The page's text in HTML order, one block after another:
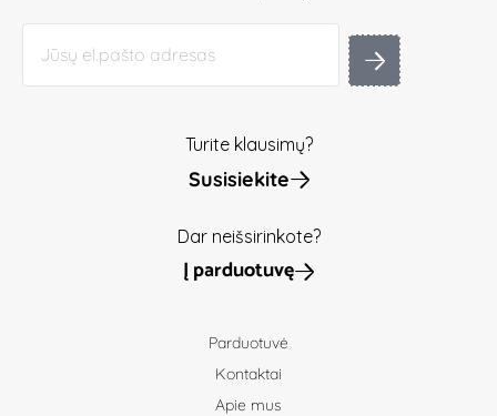
Turite klausimų?
Susisiekite
Dar neišsirinkote?
Į parduotuvę
Parduotuvė
Kontaktai
Apie mus